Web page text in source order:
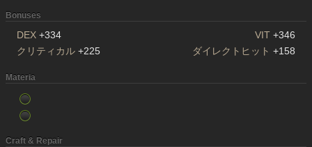
Bonuses
DEX +334 VIT +346
クリティカル +225 ダイレクトヒット +158
Materia
Craft & Repair